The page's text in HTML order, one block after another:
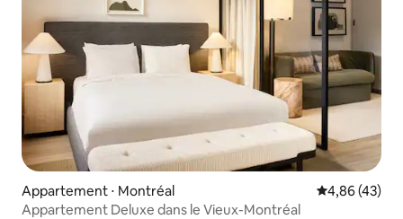
Appartement ⋅ Montréal Évaluation
4,86 (43)
Appartement Deluxe dans le Vieux-Montréal